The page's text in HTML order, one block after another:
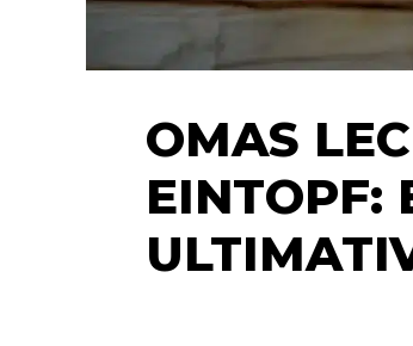
OMAS
EINTOPF: